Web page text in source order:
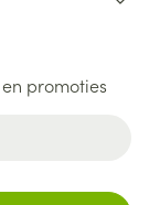
promoties